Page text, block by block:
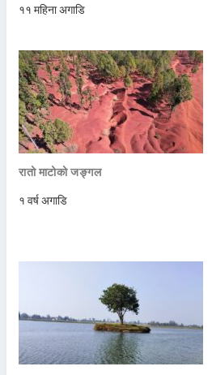
११ महिना अगाडि
रातो माटोको जङ्गल
१ वर्ष अगाडि